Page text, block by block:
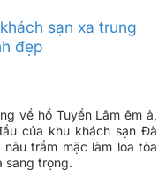
sạn xa trung
đẹp
về hồ Tuyền Lâm êm ả,
của khu khách sạn Đà
trầm mặc làm loa tỏa
sang trọng.